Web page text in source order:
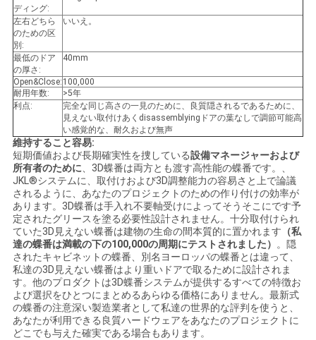
PRIVACY
POLICY
ディング:
左右どちら
のための区
別:
いいえ。
最低のドア
の厚さ:
40mm
Open&Close: 100,000
耐用年数:
>5年
利点:
完全な同じ高さの一見のために、良質隠されるであるために、
見えない取付けあくdisassemblyingドアの葉なしで調節可能高
い感覚的な、耐久および無声
維持すること容易:
短期価値および長期確実性を捜している設備マネージャーおよび
所有者のために、3D蝶番は両方とも渡す高性能の蝶番です。、
JKL®システムに、取付けおよび3D調整能力の容易さと上で論議
されるように、あなたのプロジェクトのための作り付けの効率が
あります。3D蝶番は手入れ不要軸受けによってそうそこにです予
定されたグリースを塗る必要性設計されません。十分取付けられ
ていた3D見えない蝶番は建物の生命の間本質的に置かれます （私
達の蝶番は満載の下の100,000の周期にテストされました） 。隠
されたキャビネットの蝶番、別名ヨーロッパの蝶番とは違って、
私達の3D見えない蝶番はより重いドアで取るために設計されま
す。他のプロダクトは3D蝶番システムが提供するすべての特徴お
よび選択をひとつにまとめるあらゆる価格にありません。最新式
の蝶番の注意深い製造業者として私達の世界的な評判を使うと、
あなたが利用できる良質ハードウェアをあなたのプロジェクトに
どこでも与えた確実である場合もあります。